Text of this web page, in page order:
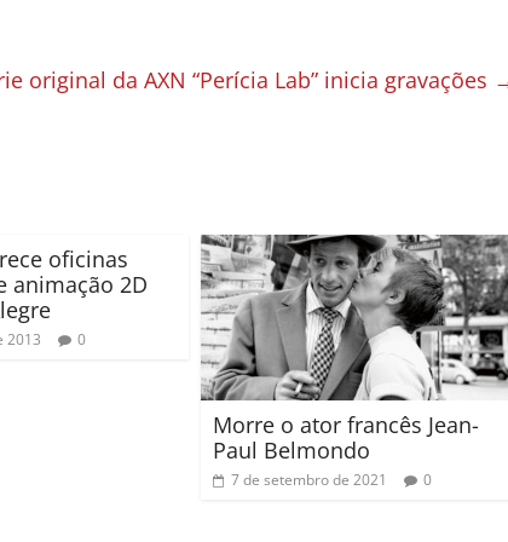
original da AXN “Perícia Lab” inicia gravações
oficinas
animação 2D
2013 0
Morre o ator francês Jean-
Paul Belmondo
7 de setembro de 2021 0